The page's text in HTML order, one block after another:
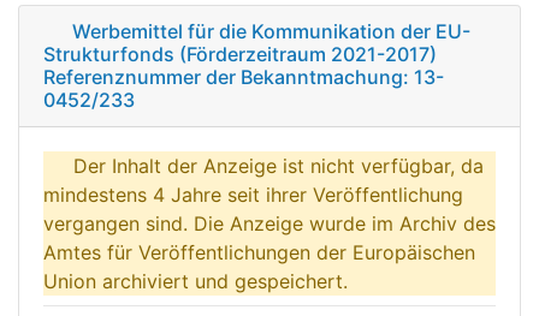
Werbemittel für die Kommunikation der EU-
Strukturfonds (Förderzeitraum 2021-2017)
Referenznummer der Bekanntmachung: 13-
0452/233
Der Inhalt der Anzeige ist nicht verfügbar, da
mindestens 4 Jahre seit ihrer Veröffentlichung
vergangen sind. Die Anzeige wurde im Archiv des
Amtes für Veröffentlichungen der Europäischen
Union archiviert und gespeichert.